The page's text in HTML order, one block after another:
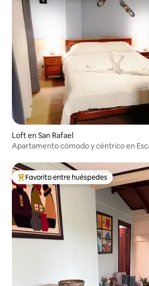
Loft en San Rafael
Apartamento cómodo y céntrico en
Favorito entre huéspedes preferido
Favorito entre huéspedes